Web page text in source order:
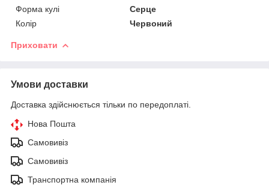
Форма кулі
Серце
Колір
Червоний
Приховати
Умови доставки
Доставка здійснюється тільки по передоплаті.
Нова Пошта
Самовивіз
Самовивіз
Транспортна компанія